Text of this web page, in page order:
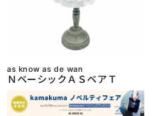
as know as de wan
ＮベーシックＡＳベアＴ